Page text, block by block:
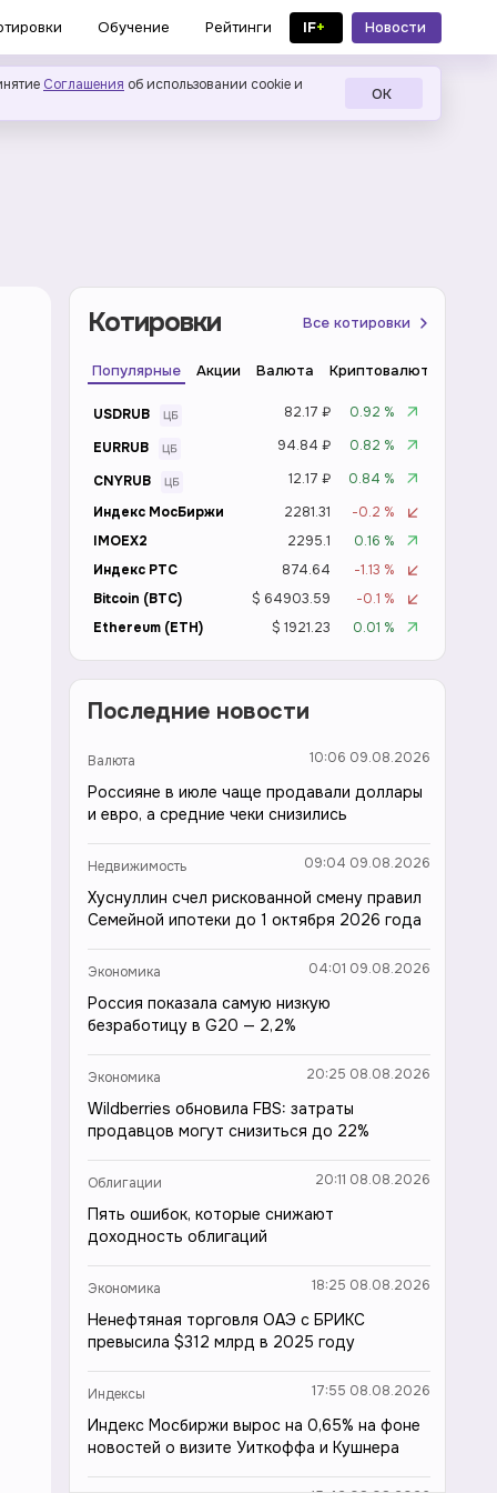
Обучение Рейтинги IF+
Новости
в MAX
Соглашения об использовании cookie и
ОК
Котировки Все котировки
Популярные Акции Валюта Криптовалюта
USDRUB 82.17 ₽
0.92 %
EURRUB
94.84 ₽
0.82 %
CNYRUB
12.17 ₽
0.84 %
Индекс МосБиржи
2281.31
-0.2 %
IMOEX2
2295.1
0.16 %
Индекс РТС
874.64
-1.13 %
Bitcoin (BTC)
$ 64903.59
-0.1 %
Ethereum (ETH)
$ 1921.23 0.01 %
Последние новости
Валюта 10:06 09.08.2026
Россияне в июле чаще продавали доллары
и евро, а средние чеки снизились
Недвижимость 09:04 09.08.2026
Хуснуллин счел рискованной смену правил
Семейной ипотеки до 1 октября 2026 года
Экономика 04:01 09.08.2026
Россия показала самую низкую
безработицу в G20 — 2,2%
Экономика 20:25 08.08.2026
Wildberries обновила FBS: затраты
продавцов могут снизиться до 22%
Облигации 20:11 08.08.2026
Пять ошибок, которые снижают
доходность облигаций
Экономика 18:25 08.08.2026
Ненефтяная торговля ОАЭ с БРИКС
превысила $312 млрд в 2025 году
Индексы 17:55 08.08.2026
Индекс Мосбиржи вырос на 0,65% на фоне
новостей о визите Уиткоффа и Кушнера